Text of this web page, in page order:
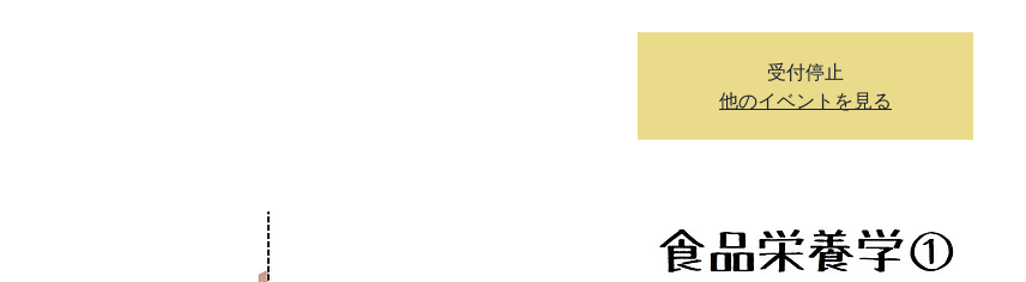
受付停止
他のイベントを見る